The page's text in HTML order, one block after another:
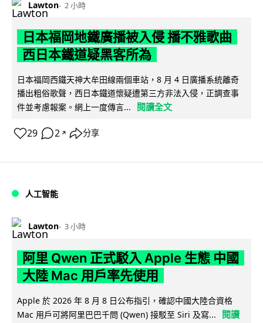
Lawton 2 小時
日本福岡地鐵廣播被入侵 播不雅歌曲
西日本鐵道疑黑客所為
日本福岡西鐵天神大牟田線兩個車站，8 月 4 日廣播系統離奇
播出粗俗歌聲，西日本鐵道懷疑遭第三方非法入侵，正調查事
件並考慮報案。網上一度傳言...
閱讀全文
29 2 ↗ 分享
人工智能
Lawton 3 小時
阿里 Qwen 正式駁入 Apple 生態 中國
大陸 Mac 用戶率先使用
Apple 於 2026 年 8 月 8 日公布指引，確認中國大陸合資格
Mac 用戶可將阿里巴巴千問 (Qwen) 接駁至 Siri 及寫...
閱讀